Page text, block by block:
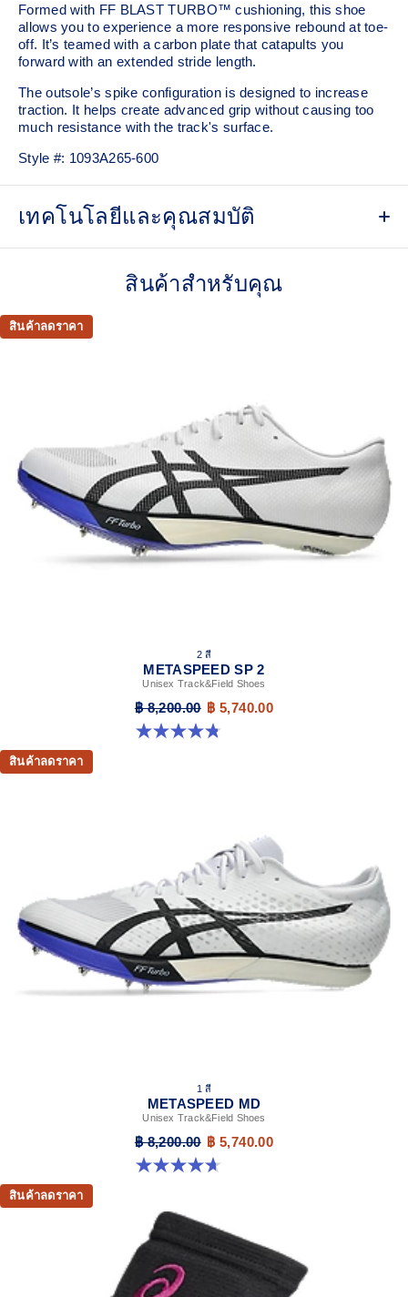
Formed with FF BLAST TURBO™ cushioning, this shoe
allows you to experience a more responsive rebound at toe-
off. It’s teamed with a carbon plate that catapults you
forward with an extended stride length. ​
The outsole’s spike configuration is designed to increase
traction. It helps create advanced grip without causing too
much resistance with the track's surface.
Style #: 1093A265-600
เทคโนโลยีและคุณสมบัติ
This midsole foam is extremely lightweight and bouncier
than standard midsole foams, designed to help provide
advanced cushioning and a responsive energy return during
your races and practice.
MOTION WRAP™ upper
Improves breathability and helps provide a supportive fit.
สินค้าสำหรับคุณ
สินค้าลดราคา
2 สี
METASPEED SP 2
Unisex Track&Field Shoes
฿ 8,200.00 ฿ 5,740.00
4.8 จาก 5 ดาว 78 รีวิว
สินค้าลดราคา
1 สี
METASPEED MD
Unisex Track&Field Shoes
฿ 8,200.00 ฿ 5,740.00
4.7 จาก 5 ดาว 90 รีวิว
สินค้าลดราคา